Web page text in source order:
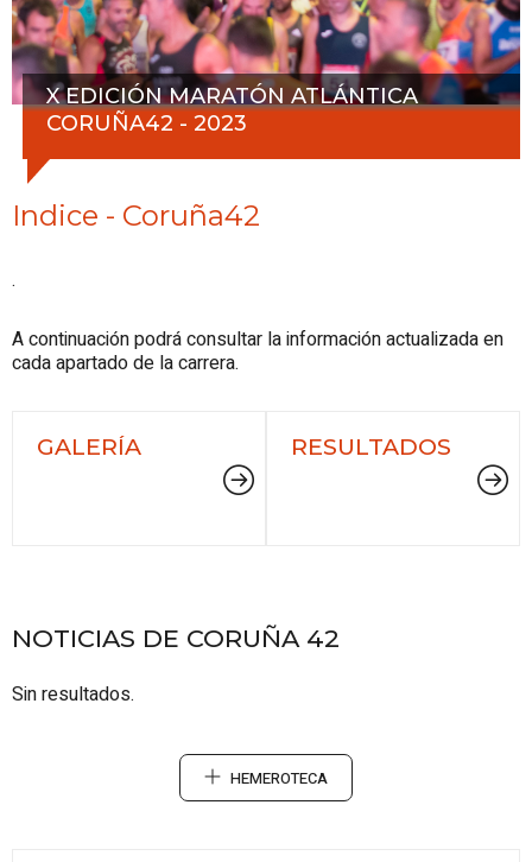
X EDICIÓN MARATÓN ATLÁNTICA
CORUÑA42 - 2023
Indice - Coruña42
.
A continuación podrá consultar la información actualizada en
cada apartado de la carrera.
GALERÍA RESULTADOS
NOTICIAS DE CORUÑA 42
Sin resultados.
HEMEROTECA